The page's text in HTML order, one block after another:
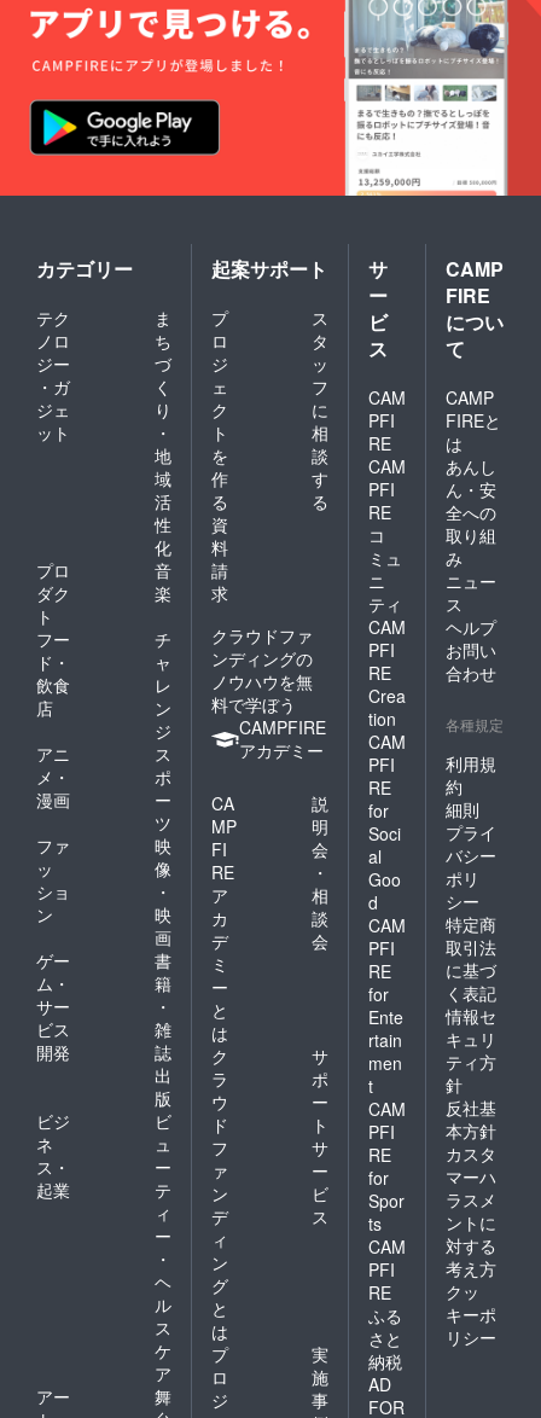
カテゴリー
テク
ノロ
ジー
・ガ
ジェ
ット
ま
ち
づ
く
り
・
地
域
活
性
化
プロ
ダク
ト
音
楽
フー
ド・
飲食
店
チ
ャ
レ
ン
ジ
アニ
メ・
漫画
ス
ポ
ー
ツ
ファ
ッ
ショ
ン
映
像
・
映
画
ゲー
ム・
サー
ビス
開発
書
籍
・
雑
誌
出
版
ビジ
ネ
ス・
起業
ビ
ュ
ー
テ
ィ
ー
・
ヘ
ル
ス
ケ
ア
アー
舞
起案サポート
プ
ロ
ジ
ェ
ク
ト
を
作
る
ス
タ
ッ
フ
に
相
談
す
る
資
料
請
求
クラウドファ
ンディングの
ノウハウを無
料で学ぼう
CAMPFIRE
アカデミー
CA
MP
FI
RE
ア
カ
デ
ミ
ー
と
は
説
明
会
・
相
談
会
ク
ラ
ウ
ド
フ
ァ
ン
デ
ィ
ン
グ
と
は
サ
ポ
ー
ト
サ
ー
ビ
ス
プ
ロ
ジ
実
施
事
サ
ー
ビ
ス
CAM
PFI
RE
CAM
PFI
RE
コ
ミュ
ニ
ティ
CAM
PFI
RE
Crea
tion
CAM
PFI
RE
for
Soci
al
Goo
d
CAM
PFI
RE
for
Ente
rtain
men
t
CAM
PFI
RE
for
Spor
ts
CAM
PFI
RE
ふる
さと
納税
AD
FOR
CAMP
FIRE
につい
て
CAMP
FIREと
は
あんし
ん・安
全への
取り組
み
ニュー
ス
ヘルプ
お問い
合わせ
各種規定
利用規
約
細則
プライ
バシー
ポリ
シー
特定商
取引法
に基づ
く表記
情報セ
キュリ
ティ方
針
反社基
本方針
カスタ
マーハ
ラスメ
ントに
対する
考え方
クッ
キーポ
リシー